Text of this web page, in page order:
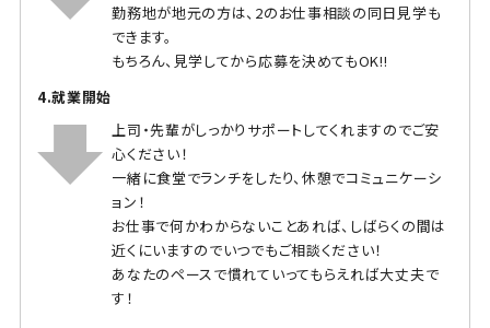
勤務地が地元の方は、2のお仕事相談の同日見学も
できます。
もちろん、見学してから応募を決めてもOK!!
4.就業開始
上司・先輩がしっかりサポートしてくれますのでご安
心ください！
一緒に食堂でランチをしたり、休憩でコミュニケーシ
ョン！
お仕事で何かわからないことあれば、しばらくの間は
近くにいますのでいつでもご相談ください！
あなたのペースで慣れていってもらえれば大丈夫で
す！